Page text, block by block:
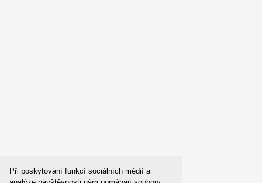
Při poskytování funkcí sociálních médií a